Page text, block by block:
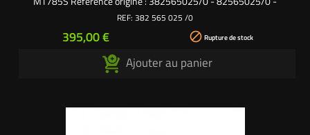
482565010/0 - 82565010/0 - 6151 700 8511 - 6151 700 8512
REF: 382 565 025 /0
Prix
395,00 €  Rupture de stock
Ajouter au panier